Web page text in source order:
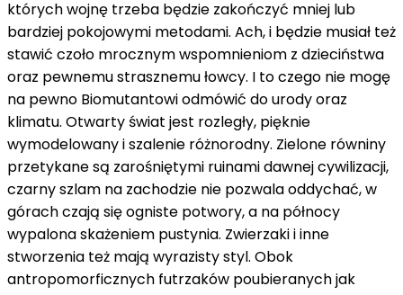
których wojnę trzeba będzie zakończyć mniej lub
bardziej pokojowymi metodami. Ach, i będzie musiał też
stawić czoło mrocznym wspomnieniom z dzieciństwa
oraz pewnemu strasznemu łowcy. I to czego nie mogę
na pewno Biomutantowi odmówić do urody oraz
klimatu. Otwarty świat jest rozległy, pięknie
wymodelowany i szalenie różnorodny. Zielone równiny
przetykane są zarośniętymi ruinami dawnej cywilizacji,
czarny szlam na zachodzie nie pozwala oddychać, w
górach czają się ogniste potwory, a na północy
wypalona skażeniem pustynia. Zwierzaki i inne
stworzenia też mają wyrazisty styl. Obok
antropomorficznych futrzaków poubieranych jak